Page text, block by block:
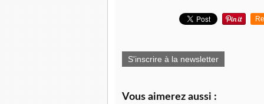
S'inscrire à la newsletter
Vous aimerez aussi :